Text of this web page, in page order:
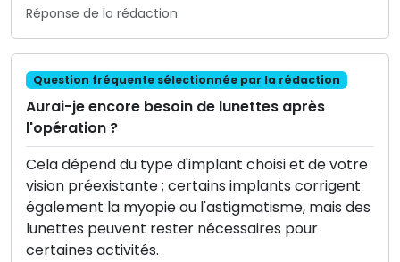
Réponse de la rédaction
Question fréquente sélectionnée par la rédaction
Aurai-je encore besoin de lunettes après
l'opération ?
Cela dépend du type d'implant choisi et de votre
vision préexistante ; certains implants corrigent
également la myopie ou l'astigmatisme, mais des
lunettes peuvent rester nécessaires pour
certaines activités.